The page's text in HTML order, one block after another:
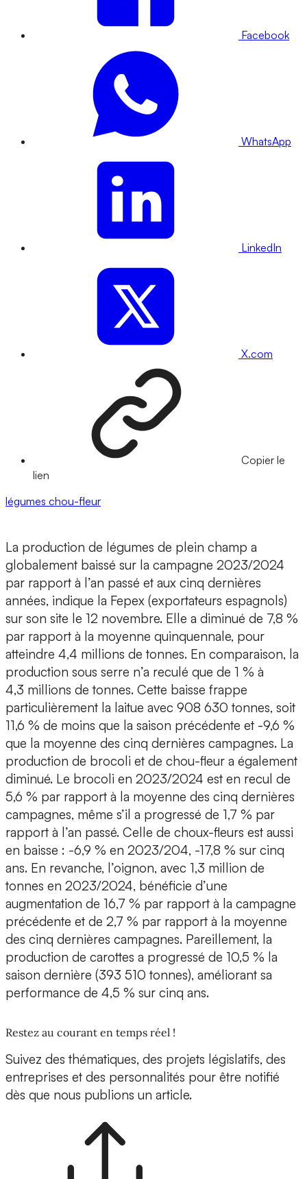
Facebook
WhatsApp
LinkedIn
X.com
Copier le
lien
légumes chou-fleur
La production de légumes de plein champ a
globalement baissé sur la campagne 2023/2024
par rapport à l’an passé et aux cinq dernières
années, indique la Fepex (exportateurs espagnols)
sur son site le 12 novembre. Elle a diminué de 7,8 %
par rapport à la moyenne quinquennale, pour
atteindre 4,4 millions de tonnes. En comparaison, la
production sous serre n’a reculé que de 1 % à
4,3 millions de tonnes. Cette baisse frappe
particulièrement la laitue avec 908 630 tonnes, soit
11,6 % de moins que la saison précédente et -9,6 %
que la moyenne des cinq dernières campagnes. La
production de brocoli et de chou-fleur a également
diminué. Le brocoli en 2023/2024 est en recul de
5,6 % par rapport à la moyenne des cinq dernières
campagnes, même s’il a progressé de 1,7 % par
rapport à l’an passé. Celle de choux-fleurs est aussi
en baisse : -6,9 % en 2023/204, -17,8 % sur cinq
ans. En revanche, l’oignon, avec 1,3 million de
tonnes en 2023/2024, bénéficie d’une
augmentation de 16,7 % par rapport à la campagne
précédente et de 2,7 % par rapport à la moyenne
des cinq dernières campagnes. Pareillement, la
production de carottes a progressé de 10,5 % la
saison dernière (393 510 tonnes), améliorant sa
performance de 4,5 % sur cinq ans.
Restez au courant en temps réel !
Suivez des thématiques, des projets législatifs, des
entreprises et des personnalités pour être notifié
dès que nous publions un article.